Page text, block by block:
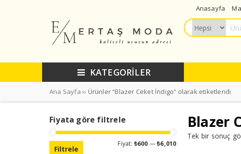
Anasayfa
KATEGORİLER
Ana Sayfa ›› Ürünler “Blazer Ceket İndigo” olarak etiketlendi
Fiyata göre filtrele
En
En
Filtrele
Fiyat: ₺600 —₺6,010
Blazer
Tek bir sonuç